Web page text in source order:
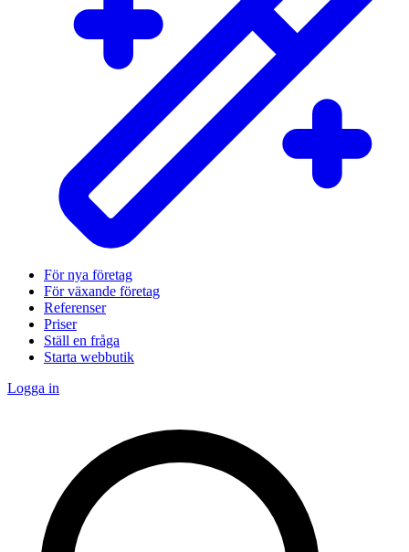
För nya företag
För växande företag
Referenser
Priser
Ställ en fråga
Starta webbutik
Logga in